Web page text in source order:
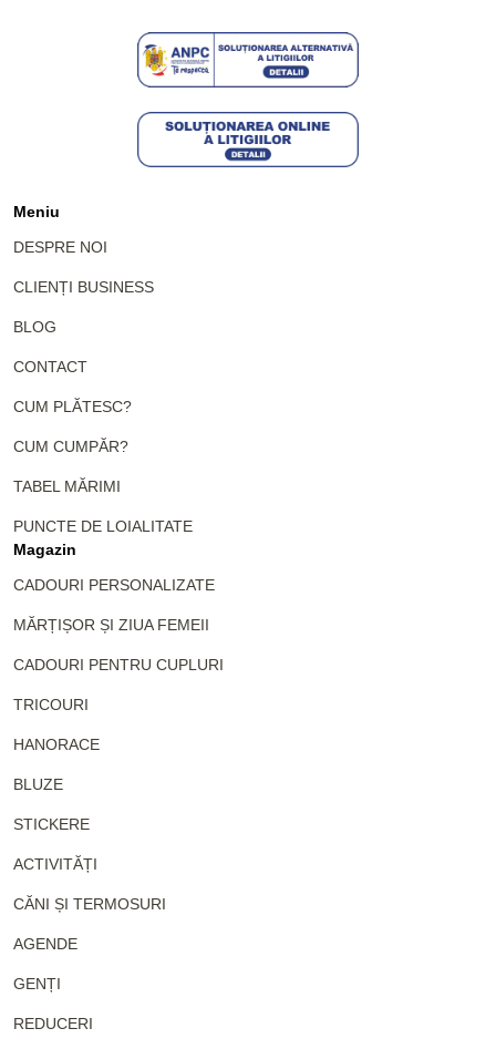
Meniu
DESPRE NOI
CLIENȚI BUSINESS
BLOG
CONTACT
CUM PLĂTESC?
CUM CUMPĂR?
TABEL MĂRIMI
PUNCTE DE LOIALITATE
Magazin
CADOURI PERSONALIZATE
MĂRȚIȘOR ȘI ZIUA FEMEII
CADOURI PENTRU CUPLURI
TRICOURI
HANORACE
BLUZE
STICKERE
ACTIVITĂȚI
CĂNI ȘI TERMOSURI
AGENDE
GENȚI
REDUCERI